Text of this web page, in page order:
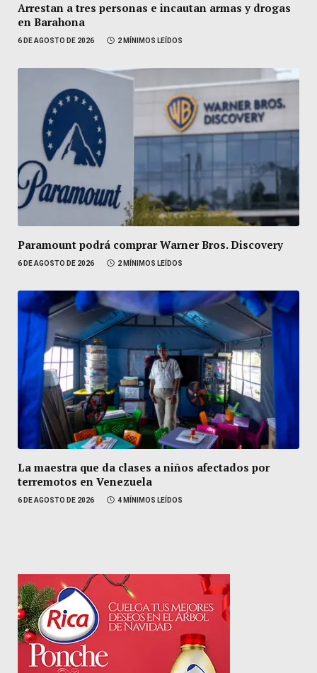
Arrestan a tres personas e incautan armas y drogas
en Barahona
6 DE AGOSTO DE 2026 2 MÍNIMOS LEÍDOS
Paramount podrá comprar Warner Bros. Discovery
6 DE AGOSTO DE 2026 2 MÍNIMOS LEÍDOS
La maestra que da clases a niños afectados por
terremotos en Venezuela
6 DE AGOSTO DE 2026 4 MÍNIMOS LEÍDOS